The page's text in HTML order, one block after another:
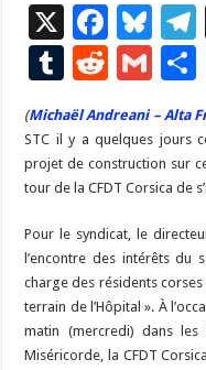
X
F
ac
e
b
o
o
k
Bl
u
es
ky
T
u
m
bl
r
R
e
d
di
t
G
m
ai
l
(Michaël Andreani – Alta
STC il y a quelques jours
projet de construction sur
tour de la CFDT Corsica de
Pour le syndicat, le
l’encontre des intérêts
charge des résidents
terrain de l’Hôpital ». À
matin (mercredi) dans
Miséricorde, la CFDT